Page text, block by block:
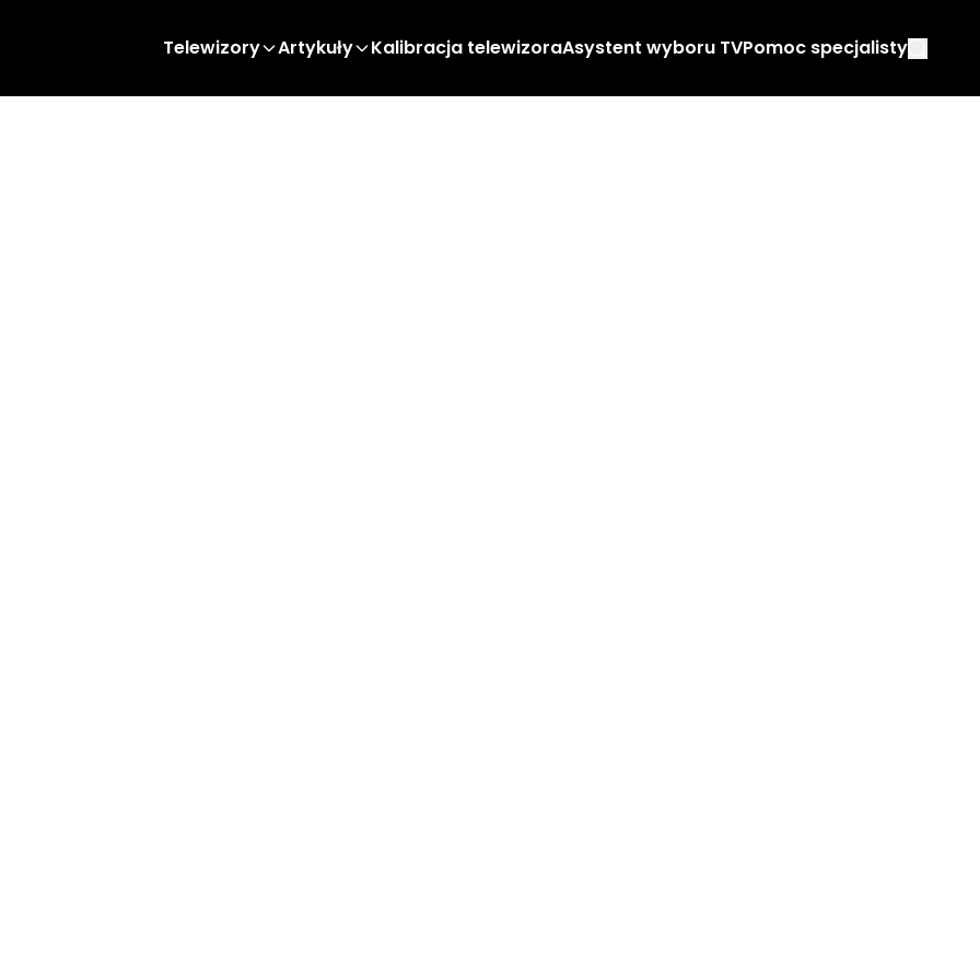
Telewizory Artykuły Kalibracja telewizoraAsystent wyboru TVPomoc specjalisty